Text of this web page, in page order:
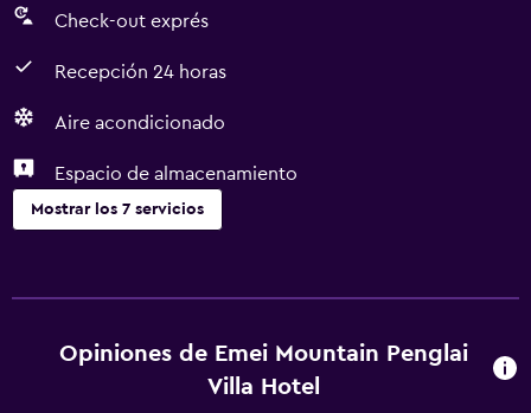
Check-out exprés
Recepción 24 horas
Aire acondicionado
Espacio de almacenamiento
Mostrar los 7 servicios
Servicio de habitaciones
Check-out exprés
Opiniones de Emei Mountain Penglai
Villa Hotel